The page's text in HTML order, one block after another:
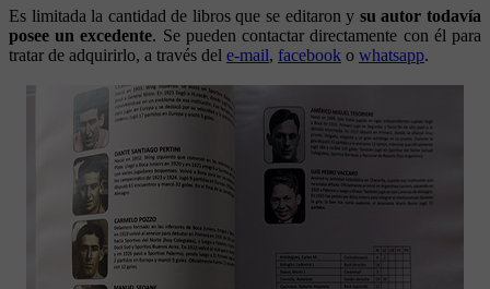
Es limitada la cantidad de libros que se editaron y su autor todavía
posee un excedente. Se pueden contactar directamente con él para
tratar de adquirirlo, a través del e-mail, facebook o whatsapp.